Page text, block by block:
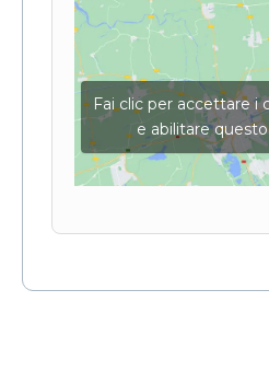
Fai clic per accettare i
e abilitare